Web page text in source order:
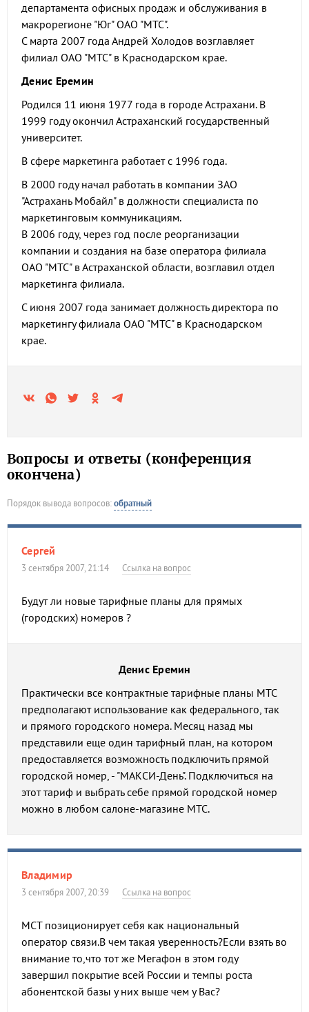
департамента офисных продаж и обслуживания в
макрорегионе "Юг" ОАО "МТС".
С марта 2007 года Андрей Холодов возглавляет
филиал ОАО "МТС" в Краснодарском крае.
Денис Еремин
Родился 11 июня 1977 года в городе Астрахани. В
1999 году окончил Астраханский государственный
университет.
В сфере маркетинга работает с 1996 года.
В 2000 году начал работать в компании ЗАО
"Астрахань Мобайл" в должности специалиста по
маркетинговым коммуникациям.
В 2006 году, через год после реорганизации
компании и создания на базе оператора филиала
ОАО "МТС" в Астраханской области, возглавил отдел
маркетинга филиала.
С июня 2007 года занимает должность директора по
маркетингу филиала ОАО "МТС" в Краснодарском
крае.
Вопросы и ответы (конференция
окончена)
Порядок вывода вопросов:обратный
Сергей
3 сентября 2007, 21:14 Ссылка на вопрос
Будут ли новые тарифные планы для прямых
(городских) номеров ?
Денис Еремин
Практически все контрактные тарифные планы МТС
предполагают использование как федерального, так
и прямого городского номера. Месяц назад мы
представили еще один тарифный план, на котором
предоставляется возможность подключить прямой
городской номер, - "МАКСИ-День". Подключиться на
этот тариф и выбрать себе прямой городской номер
можно в любом салоне-магазине МТС.
Владимир
3 сентября 2007, 20:39 Ссылка на вопрос
МСТ позиционирует себя как национальный
оператор связи.В чем такая уверенность?Если взять во
внимание то,что тот же Мегафон в этом году
завершил покрытие всей России и темпы роста
абонентской базы у них выше чем у Вас?